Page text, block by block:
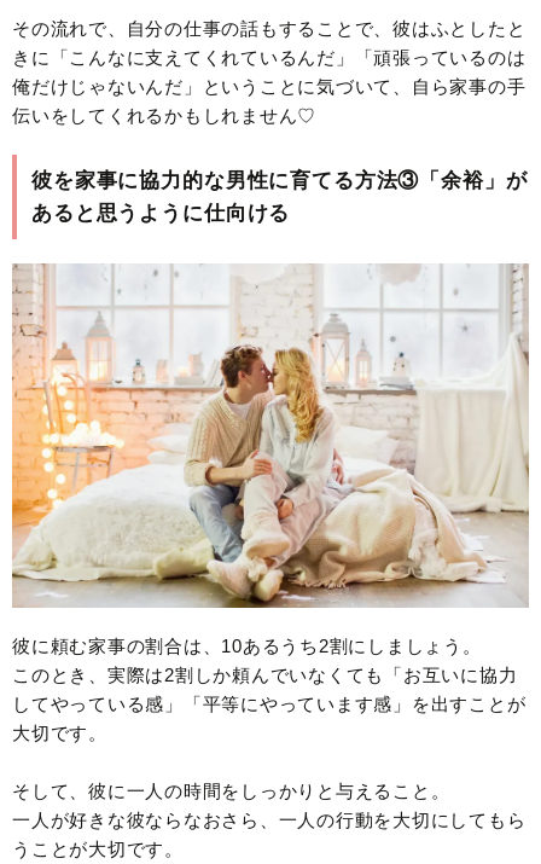
その流れで、自分の仕事の話もすることで、彼はふとしたと
きに「こんなに支えてくれているんだ」「頑張っているのは
俺だけじゃないんだ」ということに気づいて、自ら家事の手
伝いをしてくれるかもしれません♡
彼を家事に協力的な男性に育てる方法③「余裕」が
あると思うように仕向ける
彼に頼む家事の割合は、10あるうち2割にしましょう。
このとき、実際は2割しか頼んでいなくても「お互いに協力
してやっている感」「平等にやっています感」を出すことが
大切です。
そして、彼に一人の時間をしっかりと与えること。
一人が好きな彼ならなおさら、一人の行動を大切にしてもら
うことが大切です。